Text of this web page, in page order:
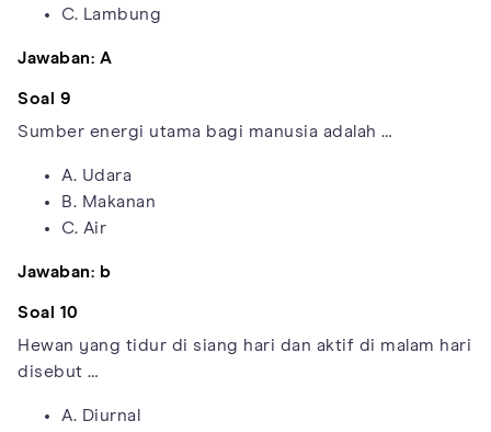
C. Lambung
Jawaban: A
Soal 9
Sumber energi utama bagi manusia adalah …
A. Udara
B. Makanan
C. Air
Jawaban: b
Soal 10
Hewan yang tidur di siang hari dan aktif di malam hari
disebut …
A. Diurnal